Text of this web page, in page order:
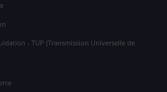
- TUP (Transmission Universelle de